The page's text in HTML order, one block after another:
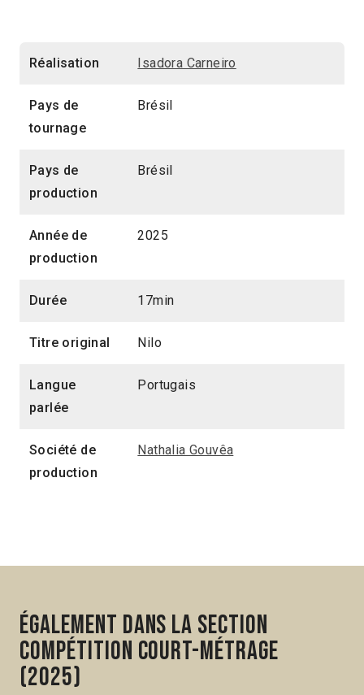
Réalisation Isadora Carneiro
Pays de
tournage
Brésil
Pays de
production
Brésil
Année de
production
2025
Durée 17min
Titre original Nilo
Langue
parlée
Portugais
Société de
production
Nathalia Gouvêa
Également dans la section
Compétition Court-métrage
(2025)